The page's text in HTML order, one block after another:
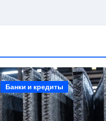
Банки и кредиты